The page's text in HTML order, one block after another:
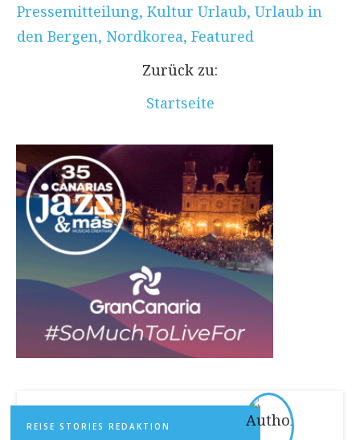
Pressemitteilung, Kultur Urlaub, Urlaub in
den Bergen, Nordkorea, Featured
Zurück zu:
Startseite
REISE STORIES REDAKTION